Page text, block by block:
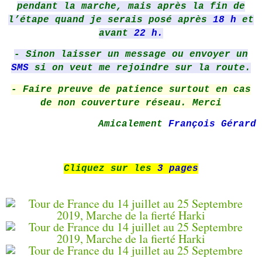
pendant la marche, mais après la fin de
l’étape quand je serais posé après 18 h et
avant 22 h.
- Sinon laisser un message ou envoyer un
SMS si on veut me rejoindre sur la route.
- Faire preuve de patience surtout en cas
de non couverture réseau. Merci
Amicalement François Gérard
Cliquez sur les 3 pages